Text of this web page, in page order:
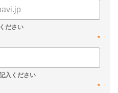
*
*